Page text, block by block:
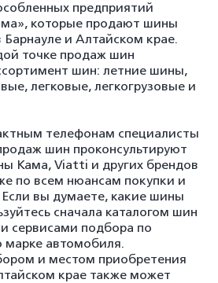
предприятий
которые продают шины
и Алтайском крае.
точке продаж шин
шин: летние шины,
легковые, легкогрузовые и
телефонам специалисты
шин проконсультируют
Кама, Viatti и других брендов
по всем нюансам покупки и
вы думаете, какие шины
сначала каталогом шин
сервисами подбора по
марке автомобиля.
и местом приобретения
крае также может